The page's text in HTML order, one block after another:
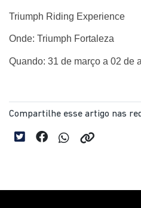
Triumph Riding Experience
Onde: Triumph Fortaleza
Quando: 31 de março a 02 de
Compartilhe esse artigo nas